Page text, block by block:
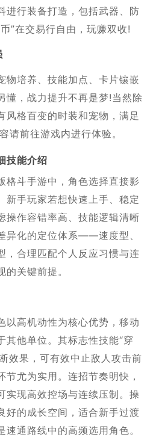
进行装备打造，包括武器、防
”在交易行自由，玩赚双收!
物培养、技能加点、卡片镶嵌
懂，战力提升不再是梦!当然除
风格百变的时装和宠物，满足
请前往游戏内进行体验。
技能介绍
格斗手游中，角色选择直接影
新手玩家若想快速上手、稳定
操作容错率高、技能逻辑清晰
异化的定位体系——速度型、
，合理匹配个人反应习惯与连
关键前提。
以高机动性为核心优势，移动
其他单位。其标志性技能“穿
效果，可有效中止敌人攻击前
尤为实用。连招节奏明快，
实现高效控场与连续压制。操
好的成长空间，适合新手过渡
通路线中的高频选用角色。